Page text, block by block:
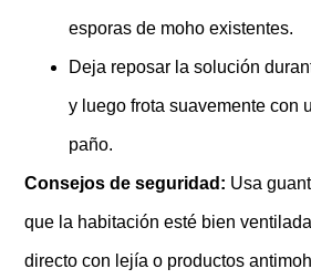
esporas de moho existentes.
Deja reposar la solución
y luego frota suavemente con
paño.
Consejos de seguridad: Usa
que la habitación esté bien
directo con lejía o productos